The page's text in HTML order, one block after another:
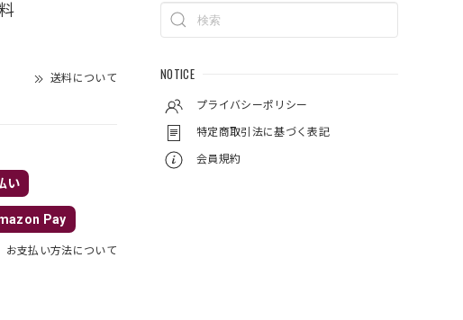
送料について
い
Pay
お支払い方法について
NOTICE
プライバシーポリシー
特定商取引法に基づく表記
会員規約